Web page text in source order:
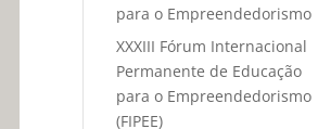
para o Empreendedorismo
XXXIII Fórum Internacional
Permanente de Educação
para o Empreendedorismo
(FIPEE)